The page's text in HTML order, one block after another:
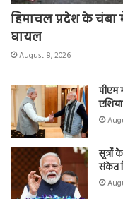
हिमाचल प्रदेश के चंबा
घायल
August 8, 2026
पीएम
सूत्रों
संकेत